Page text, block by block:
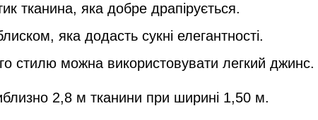
тканина, яка добре драпірується.
яка додасть сукні елегантності.
стилю можна використовувати легкий джинс.
2,8 м тканини при ширині 1,50 м.